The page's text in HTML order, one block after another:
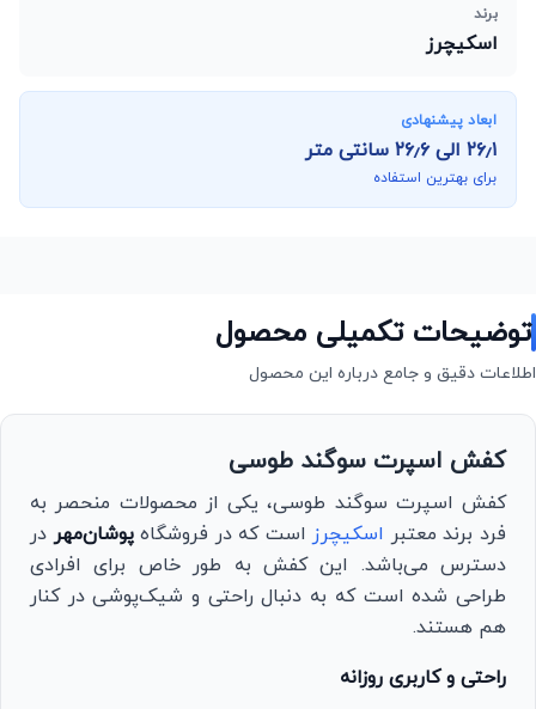
برند
اسکیچرز
ابعاد پیشنهادی
۲۶٫۱ الی۲۶٫۶سانتی متر
برای بهترین استفاده
توضیحات تکمیلی محصول
اطلاعات دقیق و جامع درباره این محصول
کفش اسپرت سوگند طوسی
کفش اسپرت سوگند طوسی، یکی از محصولات منحصر به
فرد برند معتبر اسکیچرز است که در فروشگاهپوشان‌مهردر
دسترس می‌باشد. این کفش به طور خاص برای افرادی
طراحی شده است که به دنبال راحتی و شیک‌پوشی در کنار
هم هستند.
راحتی و کاربری روزانه